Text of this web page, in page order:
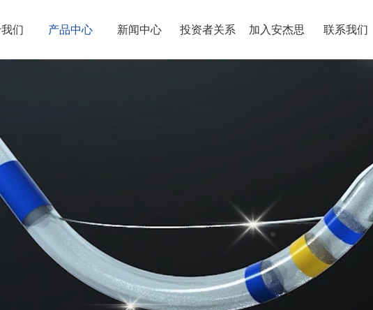
们 产品中心 新闻中心 投资者关系 加入安杰思 联系我们